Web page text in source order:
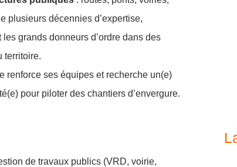
plusieurs décennies d’expertise,
grands donneurs d’ordre dans des
territoire.
renforce ses équipes et recherche un(e)
pour piloter des chantiers d’envergure.
de travaux publics (VRD, voirie,